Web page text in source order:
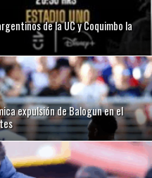
de la UC y Coquimbo la
expulsión de Balogun en el